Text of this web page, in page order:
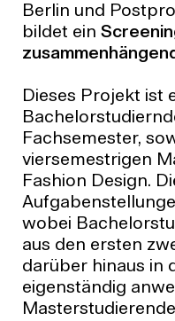
Berlin und
bildet ein
Dieses Projekt ist
Fachsemester,
viersemestrigen
Fashion Design.
wobei
aus den ersten
darüber hinaus in
eigenständig